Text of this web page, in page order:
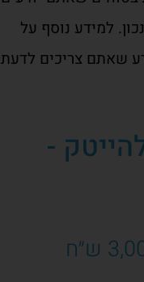
למידע נוסף על
שאתם צריכים לדעת
-